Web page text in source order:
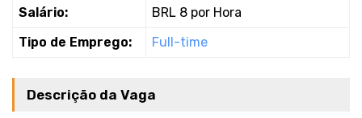
Salário:
BRL 8 por Hora
Tipo de Emprego:
Full-time
Descrição da Vaga